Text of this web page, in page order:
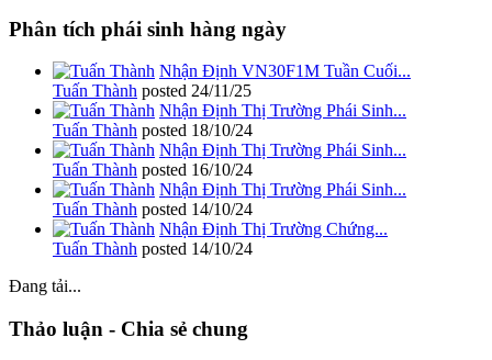
Phân tích phái sinh hàng ngày
Nhận Định VN30F1M Tuần Cuối...
Tuấn Thành posted 24/11/25
Nhận Định Thị Trường Phái Sinh...
Tuấn Thành posted 18/10/24
Nhận Định Thị Trường Phái Sinh...
Tuấn Thành posted 16/10/24
Nhận Định Thị Trường Phái Sinh...
Tuấn Thành posted 14/10/24
Nhận Định Thị Trường Chứng...
Tuấn Thành posted 14/10/24
Đang tải...
Thảo luận - Chia sẻ chung